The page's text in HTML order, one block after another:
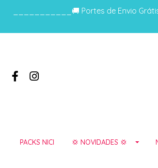
___________🚚 Portes de Envio
PACKS NICI 💢 NOVIDADES 💢